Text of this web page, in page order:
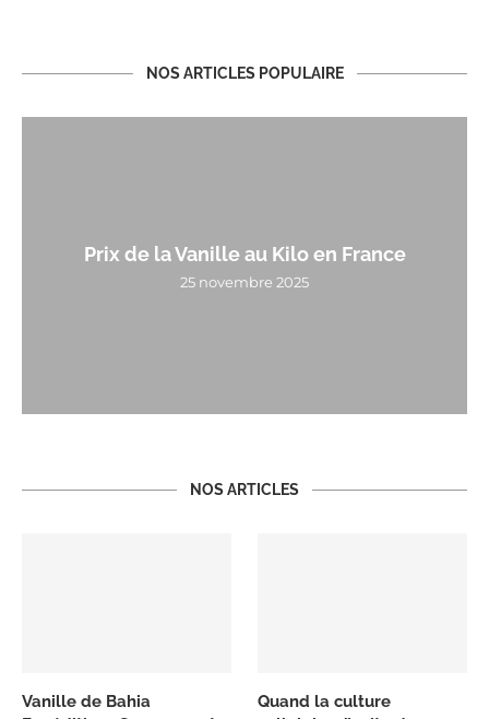
NOS ARTICLES POPULAIRE
Prix de la Vanille au Kilo en France
25 novembre 2025
NOS ARTICLES
Vanille de Bahia
Quand la culture